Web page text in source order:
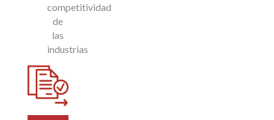
competitividad
de
las
industrias